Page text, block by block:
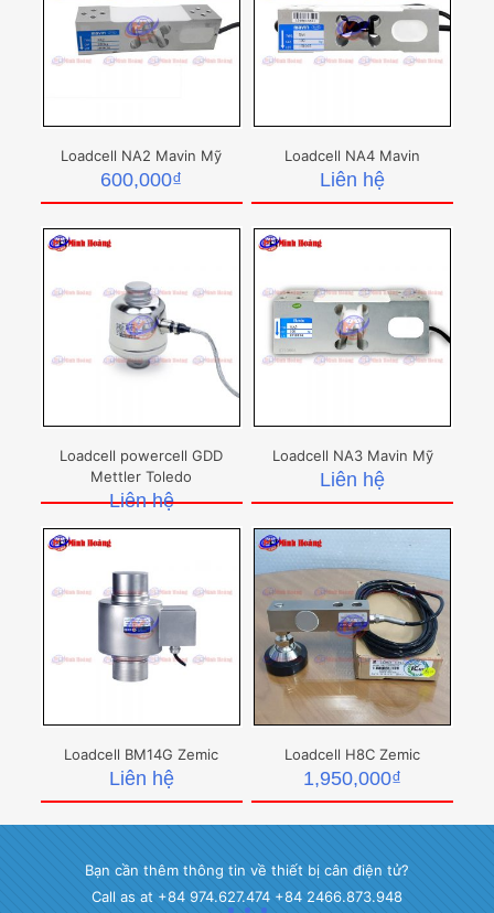
Loadcell NA2 Mavin Mỹ
600,000₫
Loadcell NA4 Mavin
Liên hệ
Loadcell powercell GDD
Mettler Toledo
Liên hệ
Loadcell NA3 Mavin Mỹ
Liên hệ
Loadcell BM14G Zemic
Liên hệ
Loadcell H8C Zemic
1,950,000₫
Bạn cần thêm thông tin về thiết bị cân điện tử?
Call as at +84 974.627.474 +84 2466.873.948